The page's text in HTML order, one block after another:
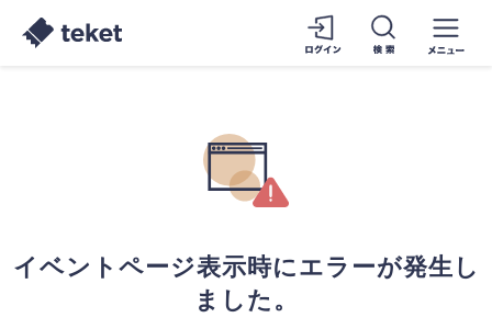
イベントページ表示時にエラーが発生し
ました。